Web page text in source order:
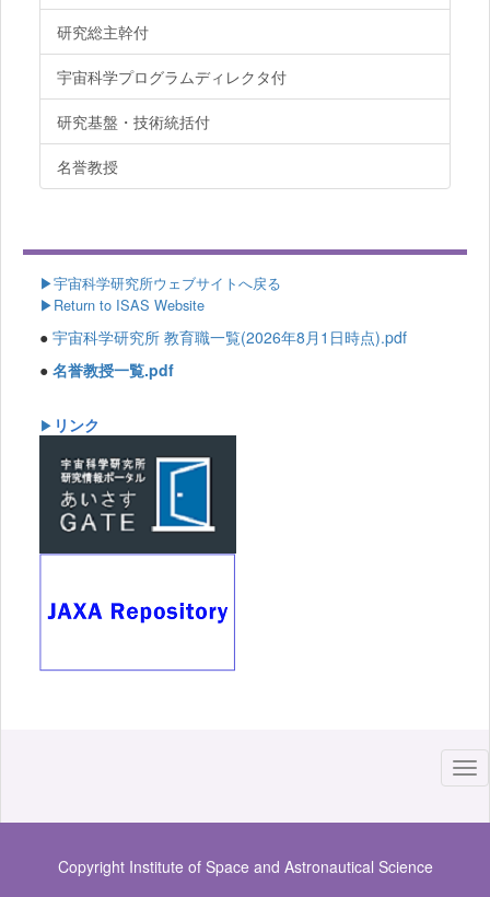
研究総主幹付
宇宙科学プログラムディレクタ付
研究基盤・技術統括付
名誉教授
▶宇宙科学研究所ウェブサイトへ戻る
▶Return to ISAS Website
● 宇宙科学研究所 教育職一覧(2026年8月1日時点).pdf
● 名誉教授一覧.pdf
▶ リンク
Copyright Institute of Space and Astronautical Science